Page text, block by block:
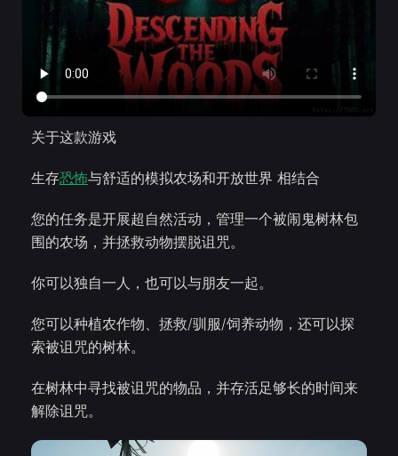
关于这款游戏
生存恐怖与舒适的模拟农场和开放世界 相结合
您的任务是开展超自然活动，管理一个被闹鬼树林包
围的农场，并拯救动物摆脱诅咒。
你可以独自一人，也可以与朋友一起。
您可以种植农作物、拯救/驯服/饲养动物，还可以探
索被诅咒的树林。
在树林中寻找被诅咒的物品，并存活足够长的时间来
解除诅咒。